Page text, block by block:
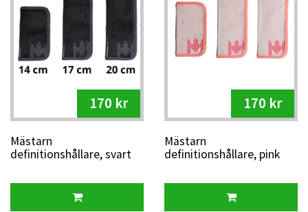
170 kr
Mästarn
definitionshållare, svart
170 kr
Mästarn
definitionshållare, pink